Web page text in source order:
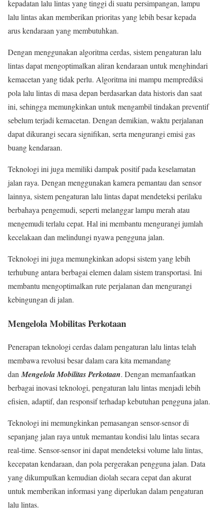
kepadatan lalu lintas yang tinggi di suatu persimpangan, lampu
lalu lintas akan memberikan prioritas yang lebih besar kepada
arus kendaraan yang membutuhkan.
Dengan menggunakan algoritma cerdas, sistem pengaturan lalu
lintas dapat mengoptimalkan aliran kendaraan untuk menghindari
kemacetan yang tidak perlu. Algoritma ini mampu memprediksi
pola lalu lintas di masa depan berdasarkan data historis dan saat
ini, sehingga memungkinkan untuk mengambil tindakan preventif
sebelum terjadi kemacetan. Dengan demikian, waktu perjalanan
dapat dikurangi secara signifikan, serta mengurangi emisi gas
buang kendaraan.
Teknologi ini juga memiliki dampak positif pada keselamatan
jalan raya. Dengan menggunakan kamera pemantau dan sensor
lainnya, sistem pengaturan lalu lintas dapat mendeteksi perilaku
berbahaya pengemudi, seperti melanggar lampu merah atau
mengemudi terlalu cepat. Hal ini membantu mengurangi jumlah
kecelakaan dan melindungi nyawa pengguna jalan.
Teknologi ini juga memungkinkan adopsi sistem yang lebih
terhubung antara berbagai elemen dalam sistem transportasi. Ini
membantu mengoptimalkan rute perjalanan dan mengurangi
kebingungan di jalan.
Mengelola Mobilitas Perkotaan
Penerapan teknologi cerdas dalam pengaturan lalu lintas telah
membawa revolusi besar dalam cara kita memandang
danMengelola Mobilitas Perkotaan. Dengan memanfaatkan
berbagai inovasi teknologi, pengaturan lalu lintas menjadi lebih
efisien, adaptif, dan responsif terhadap kebutuhan pengguna jalan.
Teknologi ini memungkinkan pemasangan sensor-sensor di
sepanjang jalan raya untuk memantau kondisi lalu lintas secara
real-time. Sensor-sensor ini dapat mendeteksi volume lalu lintas,
kecepatan kendaraan, dan pola pergerakan pengguna jalan. Data
yang dikumpulkan kemudian diolah secara cepat dan akurat
untuk memberikan informasi yang diperlukan dalam pengaturan
lalu lintas.